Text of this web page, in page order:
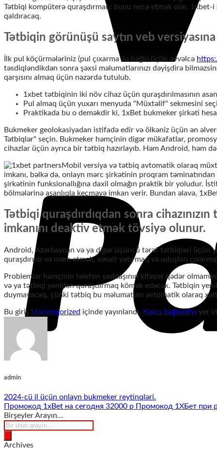
Tətbiqi kompüterə quraşdırmaq: bunu necə etmək olar. 1xbet-
qaldıracaq.
Tətbiqin görünüşü saytın veb
İlk pul köçürmələriniz (pul çıxarma ilə bağlı) üçün əvvəlcə
təsdiqləndikdən sonra şəxsi məlumatlarınızı dəyişdirə
qarşısını almaq üçün nəzərdə tutulub.
1xbet tətbiqinin iki növ cihaz üçün quraşdırılmasının
Pul almaq üçün yuxarı menyuda "Müxtəlif" sekmesini
Praktikada bu o deməkdir ki, 1xBet bukmeker şirkəti
Bukmeker geolokasiyadan istifadə edir və ölkəniz üçün ən
Tətbiqlər" seçin. Bukmeker həmçinin digər mükafatlar,
cihazlar üçün ayrıca bir tətbiq hazırlayıb. Həm Android, həm
Mobil versiya və tətbiq avtomatik olaraq
imkanı, bəlkə də, onlayn mərc şirkətinin proqram
şirkətinin funksionallığına daxil olmağın praktik bir yoludur.
bölmələrinə asanlıqla keçməyə imkan verir. Bundan əlavə,
Tətbiqi quraşdırdıqdan sonra
imkanını deaktiv etmək tövsiyə olunur.
Android, Azərbaycan və ya digər üçüncü tərəf tətbiqləri üçün
quraşdırılıb və mərc etmək, vəsait yatırmaq və uduşları
Problemlər həmçinin telefon yaddaşının kifayət qədər
və ya tətbiqi yenidən quraşdırmaq kömək edəcək. Tətbiqin
duymayacaq, çünki tətbiq bu məlumatları avtomatik olaraq
Bu giriş Uncategorized içinde yayınlandı. Kalıcı bağlantıyı yer
admin
2024-cü il üçün onlayn bukmeker reytinqləri.
Промокод 1xBet на сегодня 32000 р Промокод 1ХБет при
Birşeyler Arayın…
Products
search
Archives